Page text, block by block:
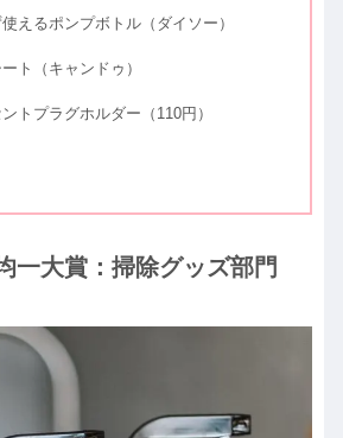
えるポンプボトル（ダイソー）
ト（キャンドゥ）
トプラグホルダー（110円）
一大賞：掃除グッズ部門